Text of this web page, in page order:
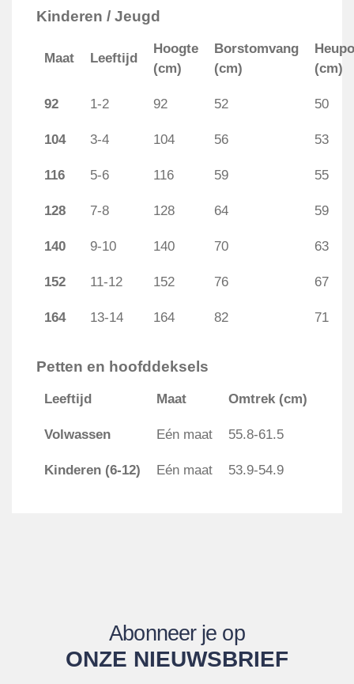
Kinderen / Jeugd
Maat Leeftijd
Hoogte
(cm)
Borstomvang
(cm)
(cm)
92 1-2 92 52 50
104 3-4 104 56 53
116 5-6 116 59 55
128 7-8 128 64 59
140 9-10 140 70 63
152 11-12 152 76 67
164 13-14 164 82 71
Petten en hoofddeksels
Leeftijd Maat Omtrek (cm)
Volwassen Eén maat 55.8-61.5
Kinderen (6-12) Eén maat 53.9-54.9
Abonneer je op
ONZE NIEUWSBRIEF